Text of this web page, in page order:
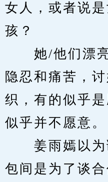
女人，或者说
孩？
她/他们漂亮
隐忍和痛苦，
织，有的似乎
似乎并不愿意。
姜雨嫣以为
包间是为了谈